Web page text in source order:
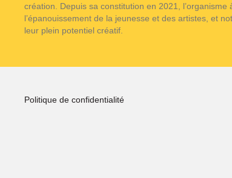
création. Depuis sa constitution en 2021,
l’épanouissement de la jeunesse et des artistes, et
leur plein potentiel créatif.
Politique de confidentialité